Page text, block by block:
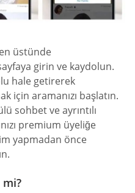
üstünde
girin ve kaydolun.
hale getirerek
için aramanızı başlatın.
sohbet ve ayrıntılı
premium üyeliğe
yapmadan önce